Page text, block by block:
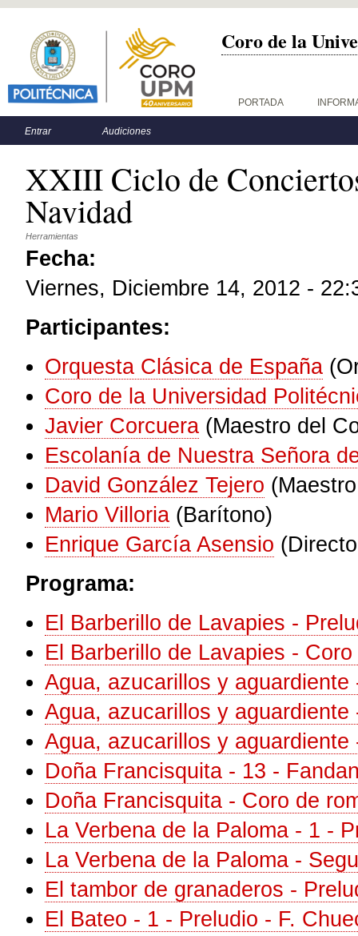
Coro de la
Menú principal PORTADA
Menú secundario
Entrar Audiciones
XXIII Ciclo de
Navidad
Herramientas
Fecha:
Viernes, Diciembre 14, 2012 -
Participantes:
Orquesta Clásica de España
Coro de la Universidad
Javier Corcuera (Maestro del
Escolanía de Nuestra Señora
David González Tejero
Mario Villoria (Barítono)
Enrique García Asensio
Programa:
El Barberillo de Lavapies -
El Barberillo de Lavapies -
Agua, azucarillos y aguardiente
Agua, azucarillos y
Agua, azucarillos y
Doña Francisquita - 13 -
Doña Francisquita - Coro de
La Verbena de la Paloma - 1 -
La Verbena de la Paloma -
El tambor de granaderos -
El Bateo - 1 - Preludio - F.